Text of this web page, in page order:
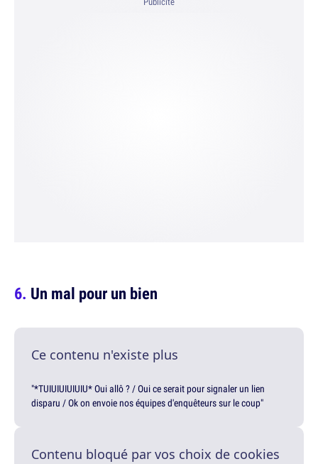
Un mal pour un bien
Ce contenu n'existe plus
"*TUIUIUIUIUIU* Oui allô ? / Oui ce serait pour signaler un lien
disparu / Ok on envoie nos équipes d'enquêteurs sur le coup"
Contenu bloqué par vos choix de cookies